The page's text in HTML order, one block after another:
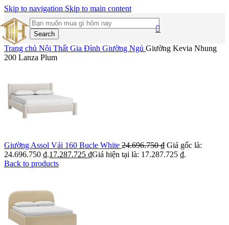
Skip to navigation Skip to main content
Search
Trang chủ Nội Thất Gia Đình Giường Ngủ Giường Kevia Nhung
200 Lanza Plum
Giường Assol Vải 160 Bucle White 24.696.750₫ Giá gốc là:
24.696.750 ₫.17.287.725 ₫Giá hiện tại là: 17.287.725 ₫.
Back to products